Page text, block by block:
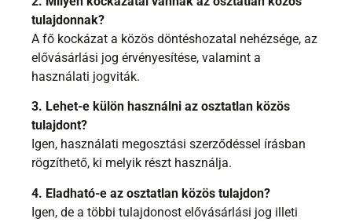
tulajdonnak?
A fő kockázat a közös döntéshozatal nehézsége, az
elővásárlási jog érvényesítése, valamint a
használati jogviták.
3. Lehet-e külön használni az osztatlan közös
tulajdont?
Igen, használati megosztási szerződéssel írásban
rögzíthető, ki melyik részt használja.
4. Eladható-e az osztatlan közös tulajdon?
Igen, de a többi tulajdonost elővásárlási jog illeti